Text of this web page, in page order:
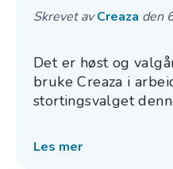
Skrevet avCreaza den
Det er høst og
bruke Creaza i
stortingsvalget
Les mer